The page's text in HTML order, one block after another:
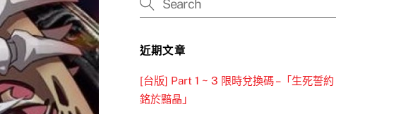
近期文章
[台版] Part 1 ~ 3 限時兌換碼 –「生死誓約
銘於黯晶」